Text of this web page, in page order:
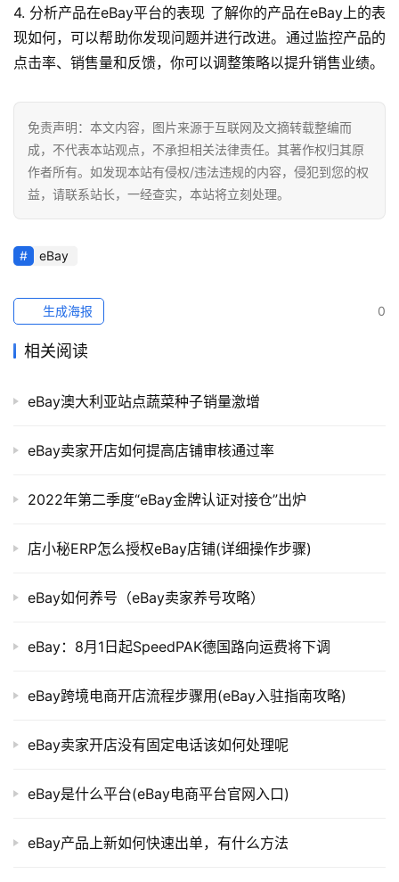
境
导
航
4. 分析产品在eBay平台的表现 了解你的产品在eBay上的表
现如何，可以帮助你发现问题并进行改进。通过监控产品的
点击率、销售量和反馈，你可以调整策略以提升销售业绩。
免责声明：本文内容，图片来源于互联网及文摘转载整编而
成，不代表本站观点，不承担相关法律责任。其著作权归其原
作者所有。如发现本站有侵权/违法违规的内容，侵犯到您的权
益，请联系站长，一经查实，本站将立刻处理。
eBay
0
生成海报
相关阅读
eBay澳大利亚站点蔬菜种子销量激增
eBay卖家开店如何提高店铺审核通过率
2022年第二季度“eBay金牌认证对接仓”出炉
店小秘ERP怎么授权eBay店铺(详细操作步骤)
eBay如何养号（eBay卖家养号攻略）
eBay：8月1日起SpeedPAK德国路向运费将下调
eBay跨境电商开店流程步骤用(eBay入驻指南攻略)
eBay卖家开店没有固定电话该如何处理呢
eBay是什么平台(eBay电商平台官网入口)
eBay产品上新如何快速出单，有什么方法